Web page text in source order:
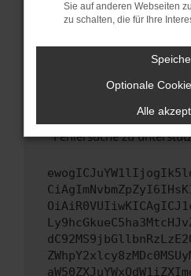
führen, dass
unterstützt werden.
Wende dich an den
Wenn du alle oben
hast, kontaktiere uns
uns diesen Text
Fehlersuche zu
Sie auf anderen Webseiten
zu schalten, die für Ihre
Optionale
Alle